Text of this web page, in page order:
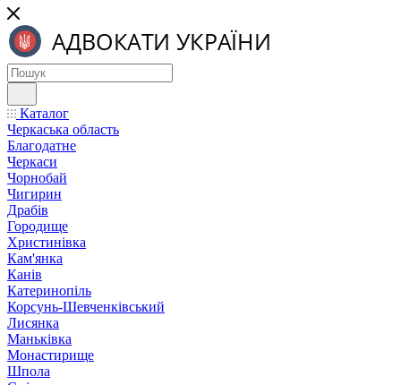
Каталог
Черкаська область
Благодатне
Черкаси
Чорнобай
Чигирин
Драбів
Городище
Христинівка
Кам'янка
Канів
Катеринопіль
Корсунь-Шевченківський
Лисянка
Маньківка
Монастирище
Шпола